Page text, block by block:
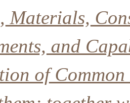
Materials,
and
of